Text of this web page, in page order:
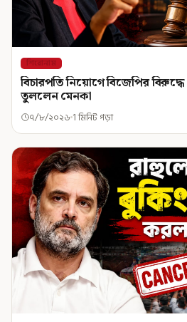
শিরোনাম
বিচারপতি নিয়োগে বিজেপির
তুললেন মেনকা
৭/৮/২০২৬ 1 মিনিট পড়া